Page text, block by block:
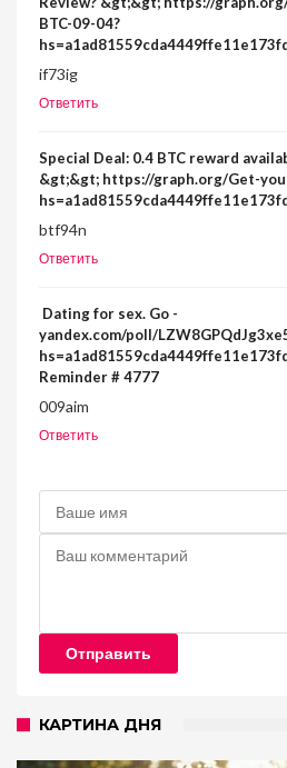
BTC-09-04?
if73ig
Ответить
Special Deal: 0.4 BTC reward
&gt;&gt; https://graph.org/Get-
btf94n
Ответить
️ Dating for sex. Go -
yandex.com/poll/
Reminder # 4777 ️
009aim
Ответить
Отправить
КАРТИНА ДНЯ